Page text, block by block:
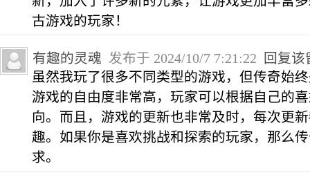
古游戏的玩家！
有趣的灵魂 发布于 2024/10/7 7:21:22
回复该
虽然我玩了很多不同类型的游戏，但传奇始
游戏的自由度非常高，玩家可以根据自己的
向。而且，游戏的更新也非常及时，每次更
趣。如果你是喜欢挑战和探索的玩家，那么
求。